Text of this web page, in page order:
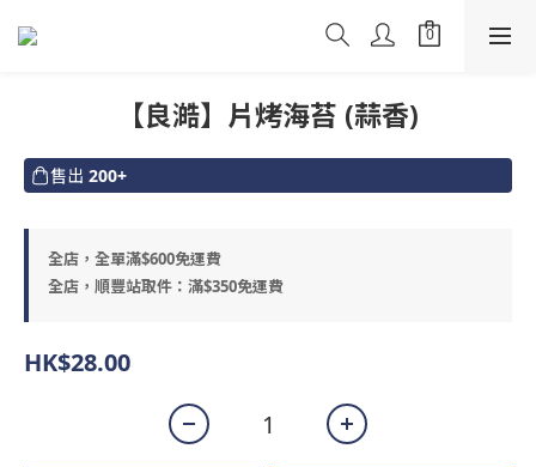
【良澔】片烤海苔 (蒜香)
售出 200+
全店，全單滿$600免運費
全店，順豐站取件：滿$350免運費
HK$28.00